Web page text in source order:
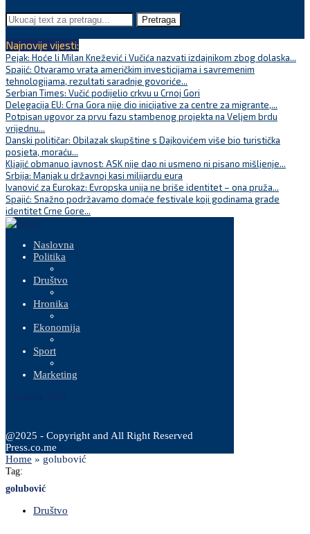
Pretraga
Najnovije vijesti:
Pejak: Hoće li Milan Knežević i Vučića nazvati izdajnikom zbog dolaska...
Spajić: Otvaramo vrata američkim investicijama i savremenim
tehnologijama, rezultati saradnje govoriće...
Serbian Times: Vučić podijelio crkvu u Crnoj Gori
Delegacija EU: Crna Gora nije dio inicijative za centre za migrante,...
Potpisan ugovor za prvu fazu stambenog projekta na Veljem brdu
vrijednu...
Danski političar: Obilazak skupštine s Dajkovićem više bio turistička
posjeta, moraću...
Kljajić obmanuo javnost: ASK nije dao ni usmeno ni pisano mišljenje...
Srbija: Manjak u državnoj kasi milijardu eura
Ivanović za Eurokaz: Evropska unija ne briše identitet – ona pruža...
Spajić: Snažno podržavamo domaće festivale koji godinama grade
identitet Crne Gore...
Naslovna
Politika
Društvo
Hronika
Ekonomija
Sport
Marketing
@2025 - Copyright and All Right Reserved
Press.co.me
Home » golubović
Tag:
golubović
Društvo